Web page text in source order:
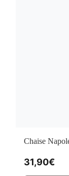
Chaise
31,90€